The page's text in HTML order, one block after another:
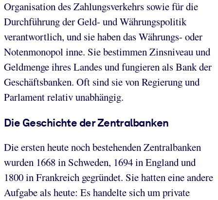
Organisation des Zahlungsverkehrs sowie für die
Durchführung der Geld- und Währungspolitik
verantwortlich, und sie haben das Währungs- oder
Notenmonopol inne. Sie bestimmen Zinsniveau und
Geldmenge ihres Landes und fungieren als Bank der
Geschäftsbanken. Oft sind sie von Regierung und
Parlament relativ unabhängig.
Die Geschichte der Zentralbanken
Die ersten heute noch bestehenden Zentralbanken
wurden 1668 in Schweden, 1694 in England und
1800 in Frankreich gegründet. Sie hatten eine andere
Aufgabe als heute: Es handelte sich um private